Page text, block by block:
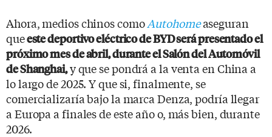
Ahora, medios chinos comoAutohomeaseguran
queeste deportivo eléctrico de BYD será presentado el
próximo mes de abril, durante el Salón del Automóvil
de Shanghai,y que se pondrá a la venta en China a
lo largo de 2025. Y que si, finalmente, se
comercializaría bajo la marca Denza, podría llegar
a Europa a finales de este año o, más bien, durante
2026.